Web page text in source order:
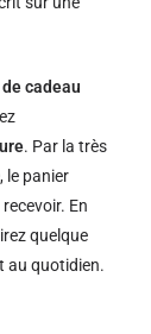
cadeau
. Par la très
le panier
En
quelque
au quotidien.